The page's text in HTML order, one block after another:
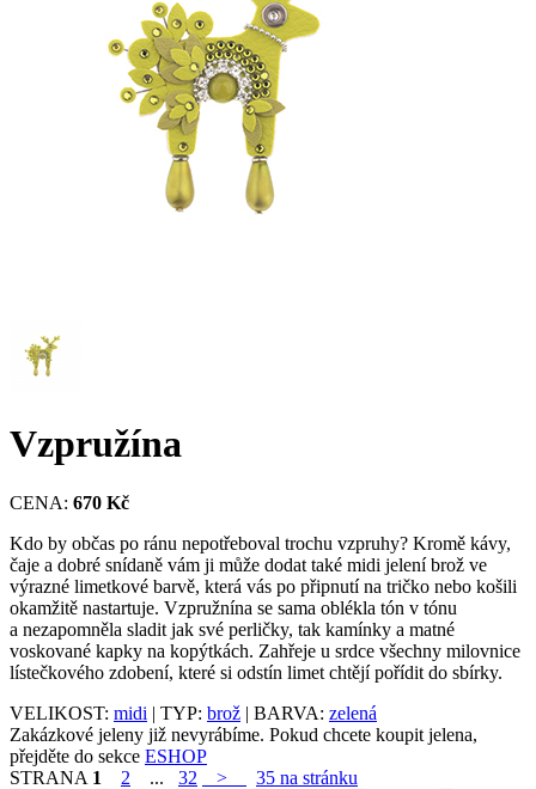
Vzpružína
CENA: 670 Kč
Kdo by občas po ránu nepotřeboval trochu vzpruhy? Kromě kávy,
čaje a dobré snídaně vám ji může dodat také midi jelení brož ve
výrazné limetkové barvě, která vás po připnutí na tričko nebo košili
okamžitě nastartuje. Vzpružnína se sama oblékla tón v tónu
a nezapomněla sladit jak své perličky, tak kamínky a matné
voskované kapky na kopýtkách. Zahřeje u srdce všechny milovnice
lístečkového zdobení, které si odstín limet chtějí pořídit do sbírky.
VELIKOST: midi | TYP: brož | BARVA: zelená
Zakázkové jeleny již nevyrábíme. Pokud chcete koupit jelena,
přejděte do sekce ESHOP
STRANA 1 2 ... 32 > 35 na stránku